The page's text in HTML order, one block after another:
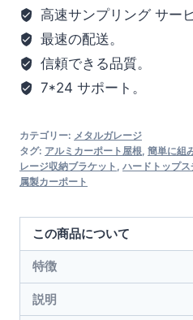
高速サンプリング サービ
最速の配送。
信頼できる品質。
7*24 サポート。
カテゴリー: メタルガレージ
タグ: アルミカーポート屋根, 簡単に組
レージ収納ブラケット , ハードトップ
属製カーポート
この商品について
特徴
説明